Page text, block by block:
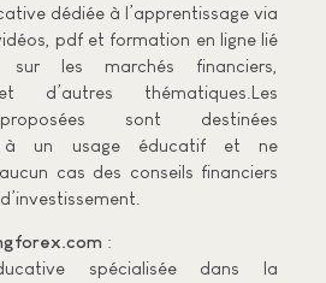
dédiée à l’apprentissage via
pdf et formation en ligne lié
sur les marchés financiers,
d’autres thématiques.Les
sont destinées
à un usage éducatif et ne
cas des conseils financiers
:
spécialisée dans la